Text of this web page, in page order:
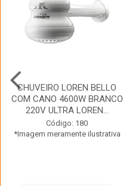
CHUVEIRO LOREN BELLO
COM CANO 4600W BRANCO
220V ULTRA LOREN...
Código: 180
*Imagem meramente ilustrativa